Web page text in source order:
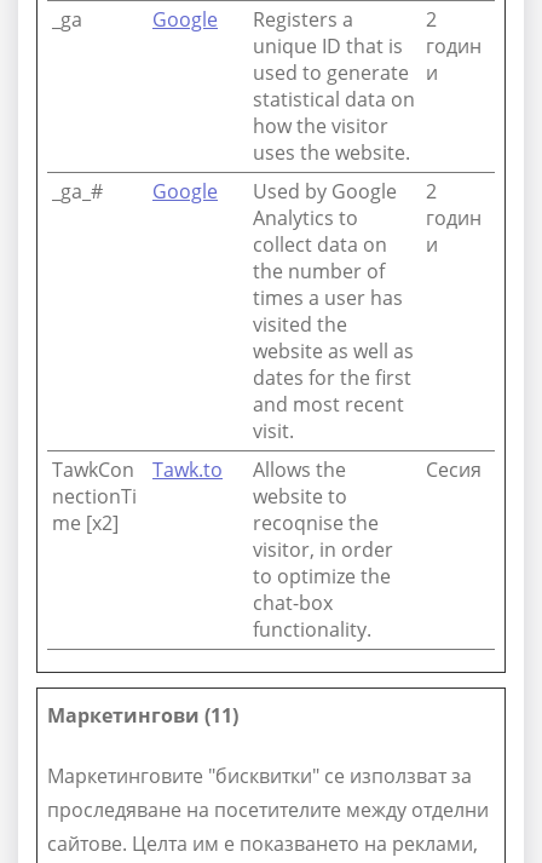
_ga
Google
Registers a
unique ID that is
used to generate
statistical data on
how the visitor
uses the website.
2
годин
и
_ga_# Google
Used by Google
Analytics to
collect data on
the number of
times a user has
visited the
website as well as
dates for the first
and most recent
visit.
2
годин
и
TawkCon
nectionTi
me [x2]
Tawk.to
Allows the
website to
recoqnise the
visitor, in order
to optimize the
chat-box
functionality.
Сесия
Маркетингови (11)
Маркетинговите "бисквитки" се използват за
проследяване на посетителите между отделни
сайтове. Целта им е показването на реклами,